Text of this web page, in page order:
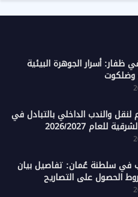
أسرار الجوهرة البيئية
وضلكوت
لنقل والندب الداخلي بالتبادل في
للعام 2026/2027
في سلطنة عُمان: تفاصيل بيان
الحصول على التصاريح